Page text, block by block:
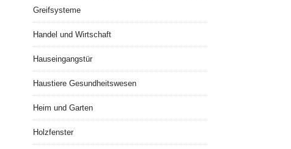
Greifsysteme
Handel und Wirtschaft
Hauseingangstür
Haustiere Gesundheitswesen
Heim und Garten
Holzfenster